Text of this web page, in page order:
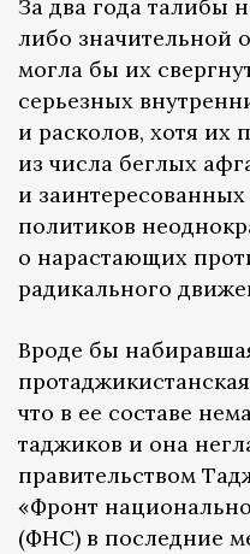
За два года талибы
либо значительной
могла бы их
серьезных
и расколов, хотя их
из числа беглых
и
политиков
о нарастающих
радикального
Вроде бы
что в ее составе
таджиков и она
правительством
«Фронт
(ФНС) в последние